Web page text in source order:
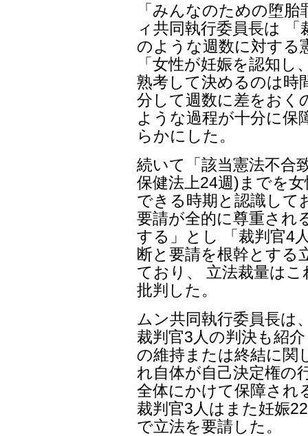
「みんなのための堕
ィ共同執行委員長は
のような週数に対する
「女性が妊娠を認知
熟考して決めるのは時
分して週数に差をおく
ような過程が十分に保
らかにした。
続いて「該当憲法不合
保健法上24週)までを
できる時期と認識して
要請が全的に尊重され
する」とし 「裁判官4
断と要請を根幹とする
ており、 立法裁量は
批判した。
ムン共同執行委員長は
裁判官3人の判決も紹
の維持または終結に関
れ自体が自己決定権の
全体にかけて保障され
裁判官3人はまた妊娠
で立法を要請した。